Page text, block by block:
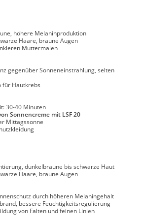
höhere Melaninproduktion
Haare, braune Augen
Muttermalen
gegenüber Sonneneinstrahlung, selten
für Hautkrebs
30-40 Minuten
Sonnencreme mit LSF 20
Mittagssonne
dunkelbraune bis schwarze Haut
Haare, braune Augen
durch höheren Melaningehalt
bessere Feuchtigkeitsregulierung
von Falten und feinen Linien